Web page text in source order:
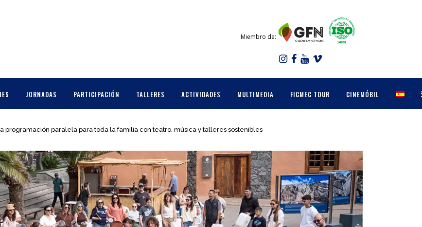
Miembro de:
JORNADAS PARTICIPACIÓN TALLERES ACTIVIDADES MULTIMEDIA FICMEC TOUR CINEMÓBIL
la programación paralela para toda la familia con teatro, música y talleres sostenibles